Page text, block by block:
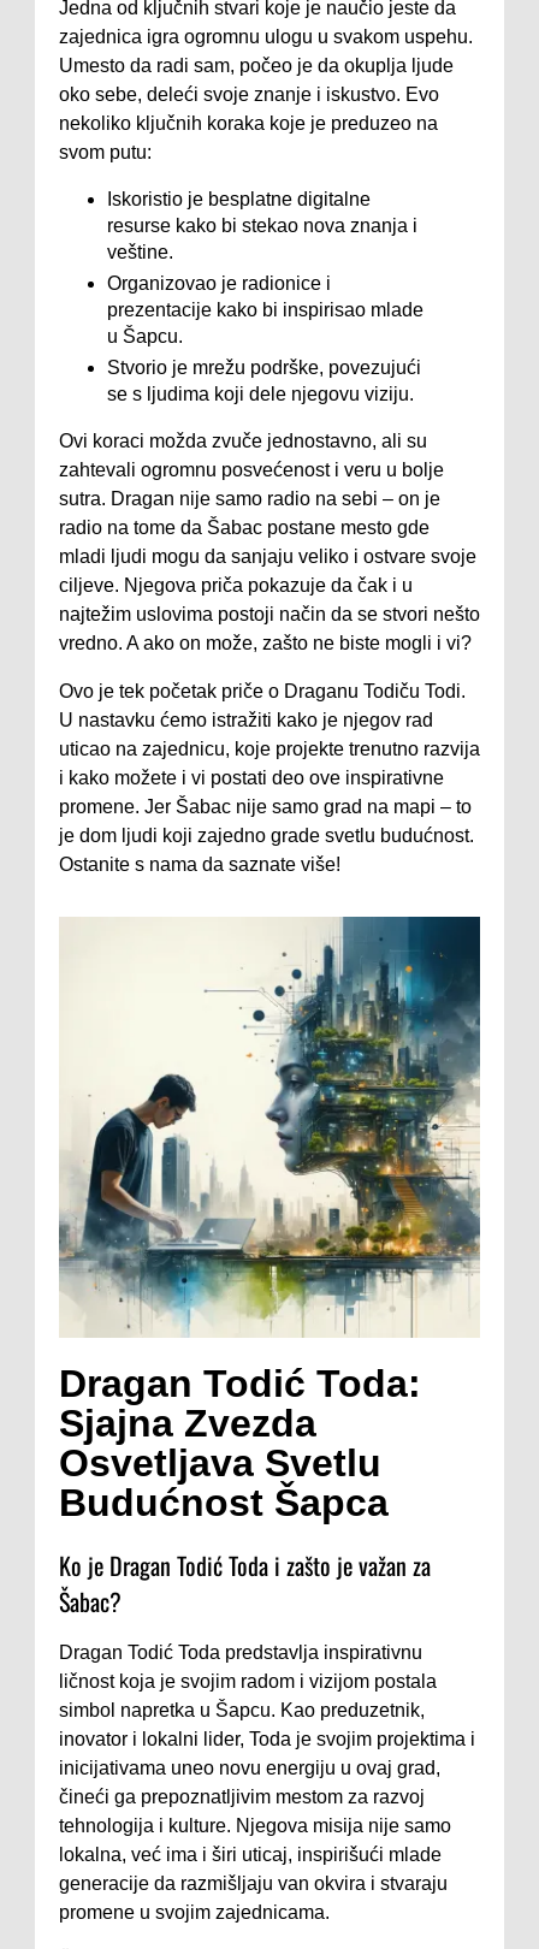
Jedna od ključnih stvari koje je naučio jeste da
zajednica igra ogromnu ulogu u svakom uspehu.
Umesto da radi sam, počeo je da okuplja ljude
oko sebe, deleći svoje znanje i iskustvo. Evo
nekoliko ključnih koraka koje je preduzeo na
svom putu:
Iskoristio je besplatne digitalne
resurse kako bi stekao nova znanja i
veštine.
Organizovao je radionice i
prezentacije kako bi inspirisao mlade
u Šapcu.
Stvorio je mrežu podrške, povezujući
se s ljudima koji dele njegovu viziju.
Ovi koraci možda zvuče jednostavno, ali su
zahtevali ogromnu posvećenost i veru u bolje
sutra. Dragan nije samo radio na sebi – on je
radio na tome da Šabac postane mesto gde
mladi ljudi mogu da sanjaju veliko i ostvare svoje
ciljeve. Njegova priča pokazuje da čak i u
najtežim uslovima postoji način da se stvori nešto
vredno. A ako on može, zašto ne biste mogli i vi?
Ovo je tek početak priče o Draganu Todiču Todi.
U nastavku ćemo istražiti kako je njegov rad
uticao na zajednicu, koje projekte trenutno razvija
i kako možete i vi postati deo ove inspirativne
promene. Jer Šabac nije samo grad na mapi – to
je dom ljudi koji zajedno grade svetlu budućnost.
Ostanite s nama da saznate više!
Dragan Todić Toda:
Sjajna Zvezda
Osvetljava Svetlu
Budućnost Šapca
Ko je Dragan Todić Toda i zašto je važan za
Šabac?
Dragan Todić Toda predstavlja inspirativnu
ličnost koja je svojim radom i vizijom postala
simbol napretka u Šapcu. Kao preduzetnik,
inovator i lokalni lider, Toda je svojim projektima i
inicijativama uneo novu energiju u ovaj grad,
čineći ga prepoznatljivim mestom za razvoj
tehnologija i kulture. Njegova misija nije samo
lokalna, već ima i širi uticaj, inspirišući mlade
generacije da razmišljaju van okvira i stvaraju
promene u svojim zajednicama.